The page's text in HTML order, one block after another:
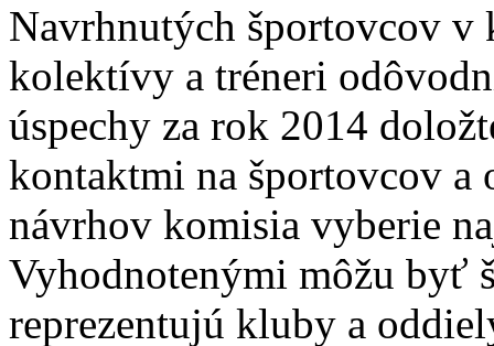
Navrhnutých športovcov v
kolektívy a tréneri
úspechy za rok 2014
kontaktmi na športovcov a
návrhov komisia vyberie
Vyhodnotenými môžu byť
reprezentujú kluby a